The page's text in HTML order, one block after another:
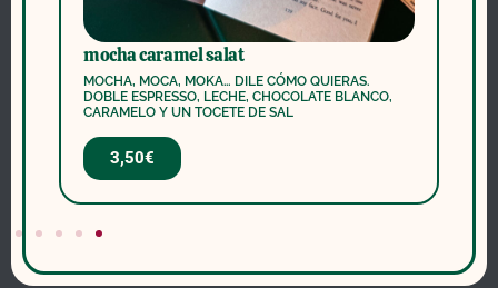
mocha caramel salat
MOCHA, MOCA, MOKA… DILE CÓMO QUIERAS.
DOBLE ESPRESSO, LECHE, CHOCOLATE BLANCO,
CARAMELO Y UN TOCETE DE SAL
3,50€